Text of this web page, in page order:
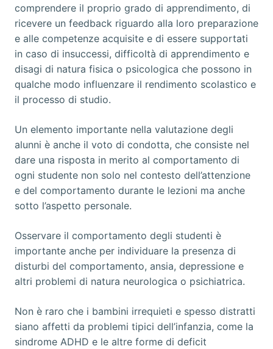
comprendere il proprio grado di apprendimento, di
ricevere un feedback riguardo alla loro preparazione
e alle competenze acquisite e di essere supportati
in caso di insuccessi, difficoltà di apprendimento e
disagi di natura fisica o psicologica che possono in
qualche modo influenzare il rendimento scolastico e
il processo di studio.
Un elemento importante nella valutazione degli
alunni è anche il voto di condotta, che consiste nel
dare una risposta in merito al comportamento di
ogni studente non solo nel contesto dell’attenzione
e del comportamento durante le lezioni ma anche
sotto l’aspetto personale.
Osservare il comportamento degli studenti è
importante anche per individuare la presenza di
disturbi del comportamento, ansia, depressione e
altri problemi di natura neurologica o psichiatrica.
Non è raro che i bambini irrequieti e spesso distratti
siano affetti da problemi tipici dell’infanzia, come la
sindrome ADHD e le altre forme di deficit